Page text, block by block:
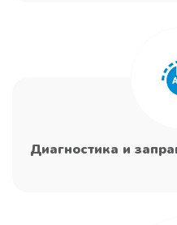
Диагностика и